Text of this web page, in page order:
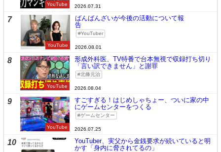
YouTube 2026.07.31
7
YouTube
ばんばんざいが今後の活動について報
告
YouTuber
2026.08.01
8
YouTube
形成外科医、TV特番で台本無視で収録打ち切り
「言い訳できません」と謝罪
北條元治
2026.08.04
9
YouTube
すごすぎる！はじめしゃちょー、ついに家の中
にゲームセンターをつくる
ゲームセンター
2026.07.25
10
YouTuber、実父から金銭要求が続いていると明
かす「身内に脅されてるの」